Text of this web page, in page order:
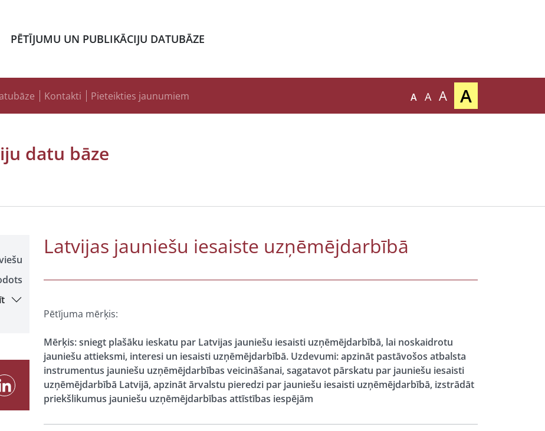
PĒTĪJUMU UN PUBLIKĀCIJU DATUBĀZE
Kontakti Pieteikties jaunumiem A A A A
datu bāze
Latvijas jauniešu iesaiste uzņēmējdarbībā
Pētījuma mērķis:
Mērķis: sniegt plašāku ieskatu par Latvijas jauniešu iesaisti uzņēmējdarbībā, lai noskaidrotu
jauniešu attieksmi, interesi un iesaisti uzņēmējdarbībā. Uzdevumi: apzināt pastāvošos atbalsta
instrumentus jauniešu uzņēmējdarbības veicināšanai, sagatavot pārskatu par jauniešu iesaisti
uzņēmējdarbībā Latvijā, apzināt ārvalstu pieredzi par jauniešu iesaisti uzņēmējdarbībā, izstrādāt
priekšlikumus jauniešu uzņēmējdarbības attīstības iespējām